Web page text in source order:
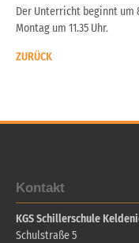
Der Unterricht beginnt um
Montag um 11.35 Uhr.
ZURÜCK
Kontakt
KGS Schillerschule
Schulstraße 5